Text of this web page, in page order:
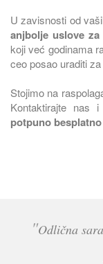
U zavisnosti od
anjbolje uslove
koji već godinama
ceo posao uraditi
Stojimo na
Kontaktirajte nas
potpuno
"Odlična